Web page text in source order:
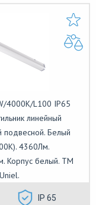
4000K/L100 IP65
линейный
подвесной. Белый
4360Лм.
Корпус белый. TM
Uniel.
IP 65